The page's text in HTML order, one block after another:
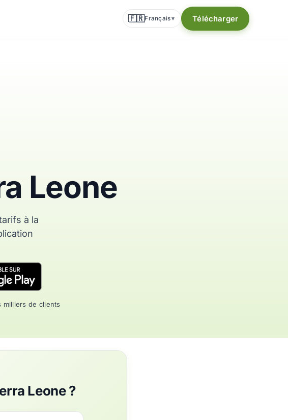
🇫🇷Français▾ Télécharger
Leone
à la
milliers de clients
Leone ?